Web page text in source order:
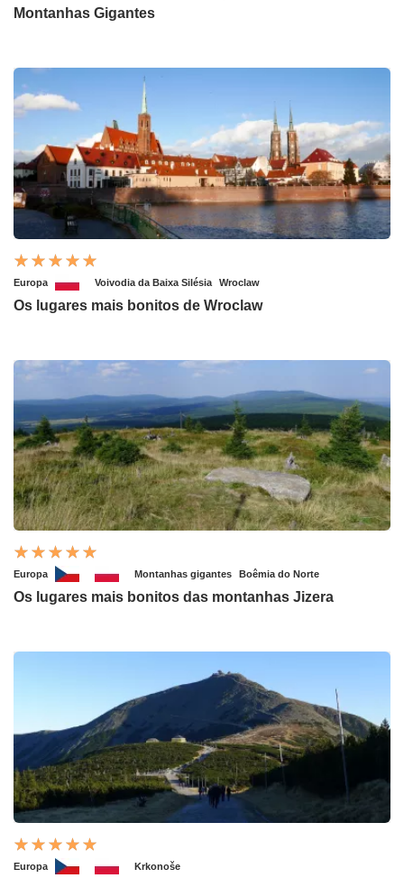
Montanhas Gigantes
Europa Voivodia da Baixa Silésia Wroclaw
Os lugares mais bonitos de Wroclaw
Europa Montanhas gigantes Boêmia do Norte
Os lugares mais bonitos das montanhas Jizera
Europa Krkonoše